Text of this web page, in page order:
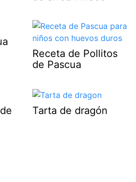
Receta de Pollitos
de Pascua
Tarta de dragón